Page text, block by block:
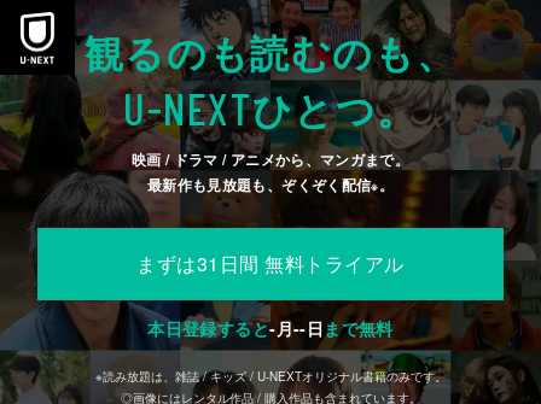
本文へスキップ
観るのも読むのも、
U-NEXTひとつ。
映画 / ドラマ / アニメから、マンガまで。
最新作も見放題も、ぞくぞく配信※。
まずは31日間 無料トライアル
本日登録すると-月--日まで無料
※読み放題は、雑誌 / キッズ / U-NEXTオリジナル書籍のみです。
◎画像にはレンタル作品 / 購入作品も含まれています。